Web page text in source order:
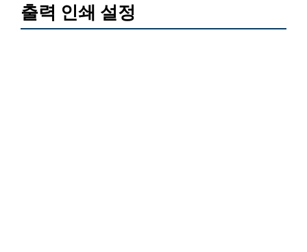
출력 인쇄 설정